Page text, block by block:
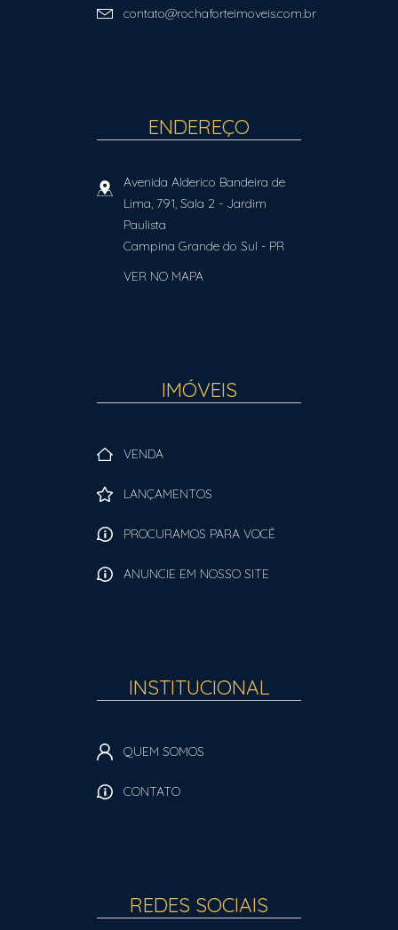
contato@rochaforteimoveis.com.br
ENDEREÇO
Avenida Alderico Bandeira de
Lima, 791, Sala 2 - Jardim
Paulista
Campina Grande do Sul - PR
VER NO MAPA
IMÓVEIS
VENDA
LANÇAMENTOS
PROCURAMOS PARA VOCÊ
ANUNCIE EM NOSSO SITE
INSTITUCIONAL
QUEM SOMOS
CONTATO
REDES SOCIAIS